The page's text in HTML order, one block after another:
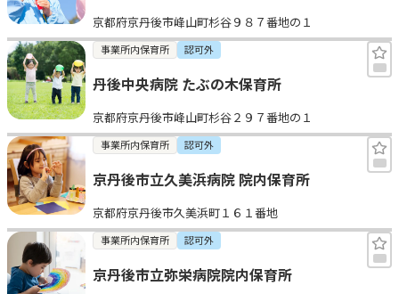
京都府京丹後市峰山町杉谷９８７番地の１
事業所内保育所 認可外
丹後中央病院 たぶの木保育所
京都府京丹後市峰山町杉谷２９７番地の１
事業所内保育所 認可外
京丹後市立久美浜病院 院内保育所
京都府京丹後市久美浜町１６１番地
事業所内保育所 認可外
京丹後市立弥栄病院院内保育所